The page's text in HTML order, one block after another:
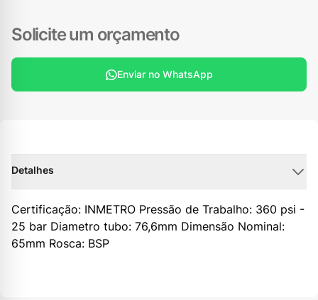
Solicite um orçamento
Enviar no WhatsApp
Detalhes
Certificação: INMETRO Pressão de Trabalho: 360 psi -
25 bar Diametro tubo: 76,6mm Dimensão Nominal:
65mm Rosca: BSP